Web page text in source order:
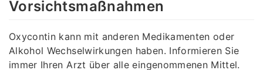
Vorsichtsmaßnahmen
Oxycontin kann mit anderen Medikamenten oder
Alkohol Wechselwirkungen haben. Informieren Sie
immer Ihren Arzt über alle eingenommenen Mittel.